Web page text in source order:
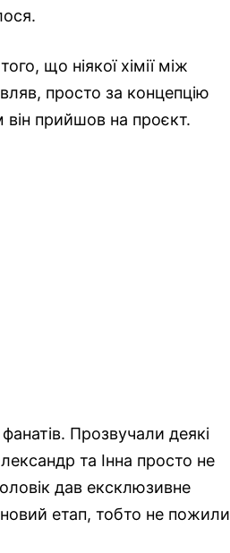
що ніякої хімії між
просто за концепцію
прийшов на проєкт.
Прозвучали деякі
та Інна просто не
дав ексклюзивне
етап, тобто не пожили